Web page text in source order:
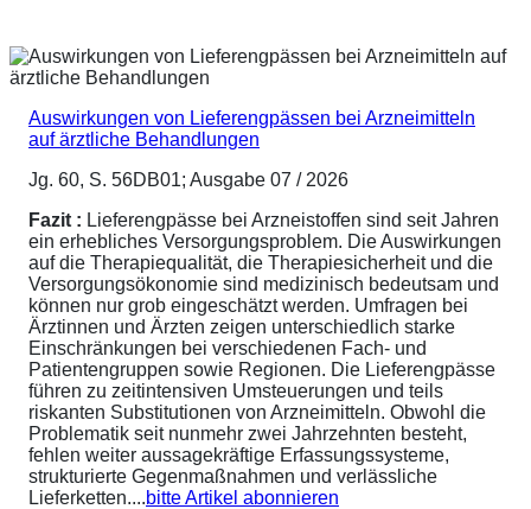
Auswirkungen von Lieferengpässen bei Arzneimitteln
auf ärztliche Behandlungen
Jg. 60, S. 56DB01; Ausgabe 07 / 2026
Fazit : Lieferengpässe bei Arzneistoffen sind seit Jahren
ein erhebliches Versorgungsproblem. Die Auswirkungen
auf die Therapiequalität, die Therapiesicherheit und die
Versorgungsökonomie sind medizinisch bedeutsam und
können nur grob eingeschätzt werden. Umfragen bei
Ärztinnen und Ärzten zeigen unterschiedlich starke
Einschränkungen bei verschiedenen Fach- und
Patientengruppen sowie Regionen. Die Lieferengpässe
führen zu zeitintensiven Umsteuerungen und teils
riskanten Substitutionen von Arzneimitteln. Obwohl die
Problematik seit nunmehr zwei Jahrzehnten besteht,
fehlen weiter aussagekräftige Erfassungssysteme,
strukturierte Gegenmaßnahmen und verlässliche
Lieferketten....bitte Artikel abonnieren